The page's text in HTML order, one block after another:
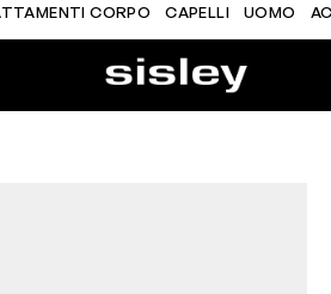
CORPO CAPELLI UOMO